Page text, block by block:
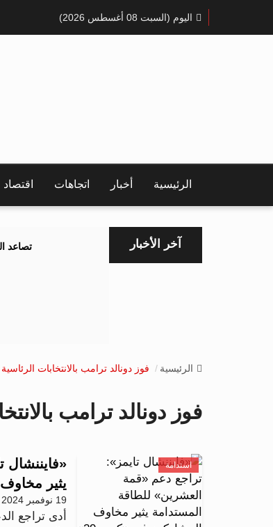
اليوم (السبت 08 أغسطس 2026)
الرئيسية أخبار اتجاهات اقتصاد
آخر الأخبار تصاعد
الرئيسية فوز دونالد ترامب بالانتخابات الرئاسية
فوز دونالد ترامب
استدامة
«فايننشال
يثير
19 نوفمبر 2024 - 11:57
أدى تراجع